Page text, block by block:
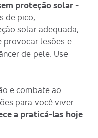
proteção solar -
de pico,
solar adequada,
provocar lesões e
de pele. Use
e combate ao
para você viver
a praticá-las hoje